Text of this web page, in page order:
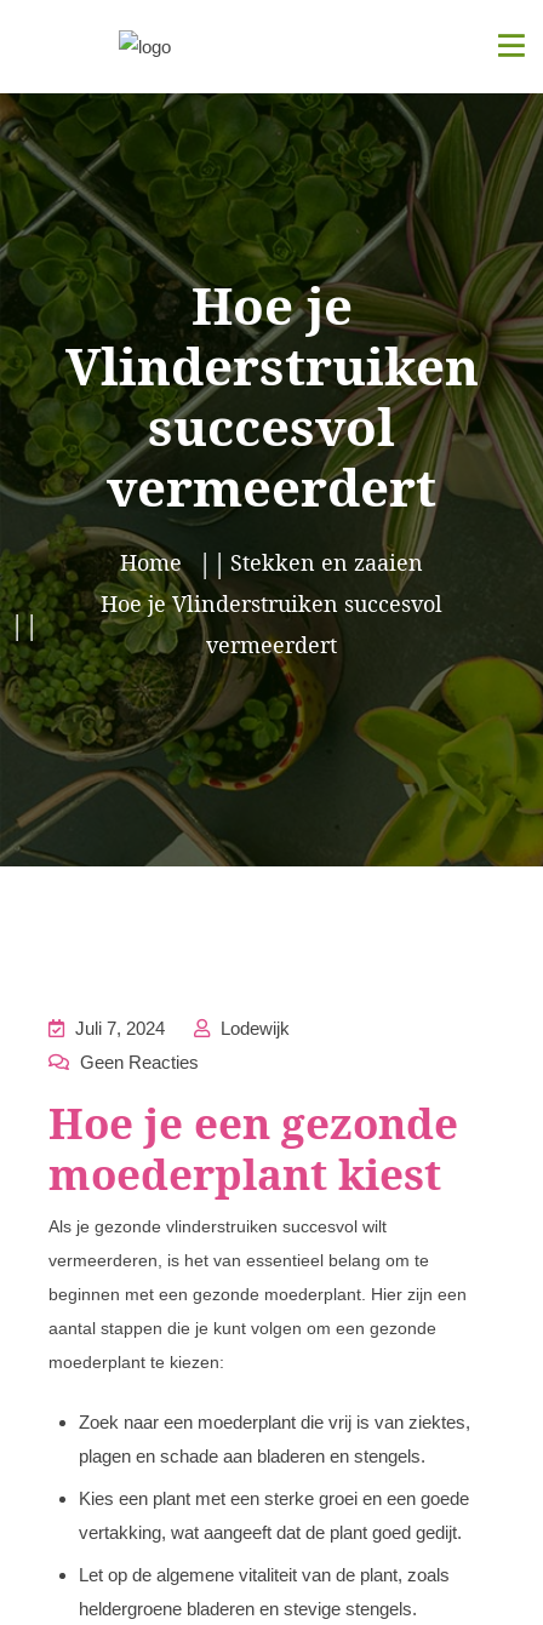
Hoe je
Vlinderstruiken
succesvol
vermeerdert
Home
Stekken en zaaien
Hoe je Vlinderstruiken succesvol
vermeerdert
Juli 7, 2024
Lodewijk
Geen Reacties
Hoe je een gezonde
moederplant kiest
Als je gezonde vlinderstruiken succesvol wilt
vermeerderen, is het van essentieel belang om te
beginnen met een gezonde moederplant. Hier zijn een
aantal stappen die je kunt volgen om een gezonde
moederplant te kiezen:
Zoek naar een moederplant die vrij is van ziektes,
plagen en schade aan bladeren en stengels.
Kies een plant met een sterke groei en een goede
vertakking, wat aangeeft dat de plant goed gedijt.
Let op de algemene vitaliteit van de plant, zoals
heldergroene bladeren en stevige stengels.